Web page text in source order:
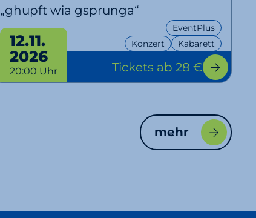
„ghupft wia gsprunga“
Konzert Kabarett
EventPlus
12.11.
2026
20:00 Uhr Tickets ab 28 €
mehr